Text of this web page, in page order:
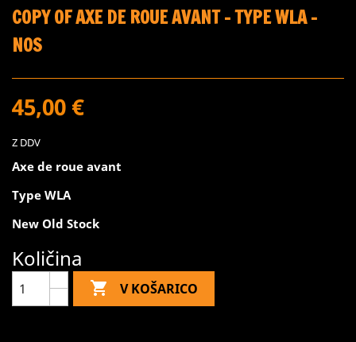
COPY OF AXE DE ROUE AVANT - TYPE WLA -
NOS
45,00 €
Z DDV
Axe de roue avant
Type WLA
New Old Stock
Količina
 V KOŠARICO